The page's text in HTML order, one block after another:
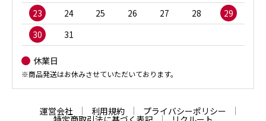
23
24 25 26 27 28
29
30
31
休業日
※商品発送はお休みさせていただいております。
運営会社 利用規約 プライバシーポリシー